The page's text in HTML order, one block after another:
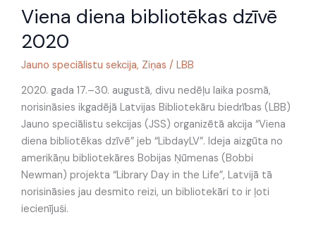
Viena diena bibliotēkas dzīvē
2020
Jauno speciālistu sekcija, Ziņas / LBB
2020. gada 17.–30. augustā, divu nedēļu laika posmā,
norisināsies ikgadējā Latvijas Bibliotekāru biedrības (LBB)
Jauno speciālistu sekcijas (JSS) organizētā akcija “Viena
diena bibliotēkas dzīvē” jeb “LibdayLV”. Ideja aizgūta no
amerikāņu bibliotekāres Bobijas Ņūmenas (Bobbi
Newman) projekta “Library Day in the Life”, Latvijā tā
norisināsies jau desmito reizi, un bibliotekāri to ir ļoti
iecienījuši.
diena
dzīvē
2020